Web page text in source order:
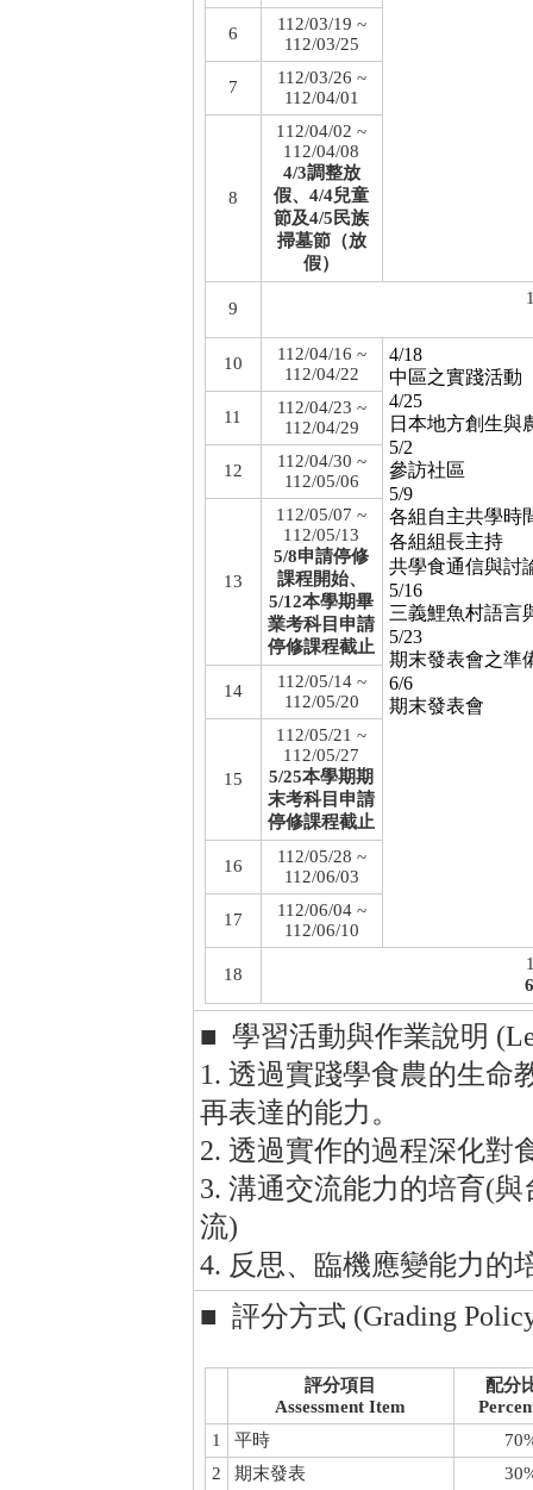
6
112/03/19 ~
112/03/25
7
112/03/26 ~
112/04/01
8
112/04/02 ~
112/04/08
4/3調整放
假、4/4兒童
節及4/5民族
掃墓節（放
假）
9
10
112/04/16 ~
112/04/22
4/18
中區之實踐活動
4/25
日本地方創生與
5/2
參訪社區
5/9
各組自主共學時
各組組長主持
共學食通信與討
5/16
三義鯉魚村語言
5/23
期末發表會之準
6/6
期末發表會
11
112/04/23 ~
112/04/29
12
112/04/30 ~
112/05/06
13
112/05/07 ~
112/05/13
5/8申請停修
課程開始、
5/12本學期畢
業考科目申請
停修課程截止
14
112/05/14 ~
112/05/20
15
112/05/21 ~
112/05/27
5/25本學期期
末考科目申請
停修課程截止
16
112/05/28 ~
112/06/03
17
112/06/04 ~
112/06/10
18
■ 學習活動與作業說明
1. 透過實踐學食農的生
再表達的能力。
2. 透過實作的過程深化對
3. 溝通交流能力的培育(
流)
4. 反思、臨機應變能力的
■ 評分方式 (Grading
評分項目
Assessment Item
配分
1
平時
2
期末發表